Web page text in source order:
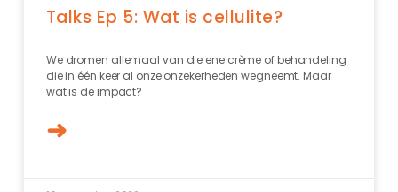
Talks Ep 5: Wat is cellulite?
We dromen allemaal van die ene crème of behandeling
die in één keer al onze onzekerheden wegneemt. Maar
wat is de impact?
➜